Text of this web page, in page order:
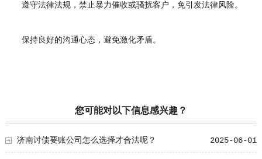
遵守法律法规，禁止暴力催收或骚扰客户，免引发法律风险。
保持良好的沟通心态，避免激化矛盾。
您可能对以下信息感兴趣？
2025-06-01
济南讨债要账公司怎么选择才合法呢？